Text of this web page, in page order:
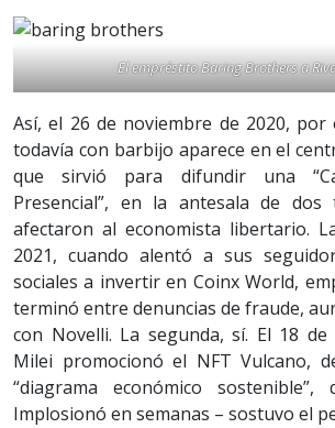
El empréstito Baring Brothers a
Así, el 26 de noviembre de 2020,
todavía con barbijo aparece en el
que sirvió para difundir una
Presencial”, en la antesala de dos
afectaron al economista libertario.
2021, cuando alentó a sus
sociales a invertir en Coinx World,
terminó entre denuncias de fraude,
con Novelli. La segunda, sí. El 18
Milei promocionó el NFT Vulcano,
“diagrama económico
Implosionó en semanas – sostuvo el